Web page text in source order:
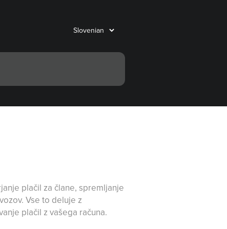
plačil za člane, spremljanje
Vse to deluje z
plačil z vašega računa.